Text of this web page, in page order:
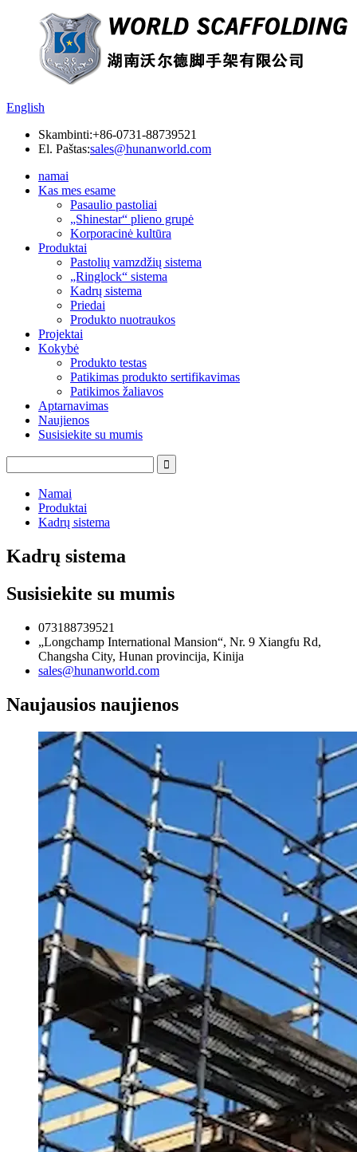
English
Skambinti:+86-0731-88739521
El. Paštas:sales@hunanworld.com
namai
Kas mes esame
Pasaulio pastoliai
„Shinestar“ plieno grupė
Korporacinė kultūra
Produktai
Pastolių vamzdžių sistema
„Ringlock“ sistema
Kadrų sistema
Priedai
Produkto nuotraukos
Projektai
Kokybė
Produkto testas
Patikimas produkto sertifikavimas
Patikimos žaliavos
Aptarnavimas
Naujienos
Susisiekite su mumis
Namai
Produktai
Kadrų sistema
Kadrų sistema
Susisiekite su mumis
073188739521
„Longchamp International Mansion“, Nr. 9 Xiangfu Rd,
Changsha City, Hunan provincija, Kinija
sales@hunanworld.com
Naujausios naujienos